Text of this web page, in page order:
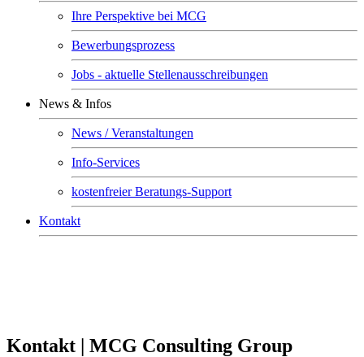
Ihre Perspektive bei MCG
Bewerbungsprozess
Jobs - aktuelle Stellenausschreibungen
News & Infos
News / Veranstaltungen
Info-Services
kostenfreier Beratungs-Support
Kontakt
Kontakt | MCG Consulting Group